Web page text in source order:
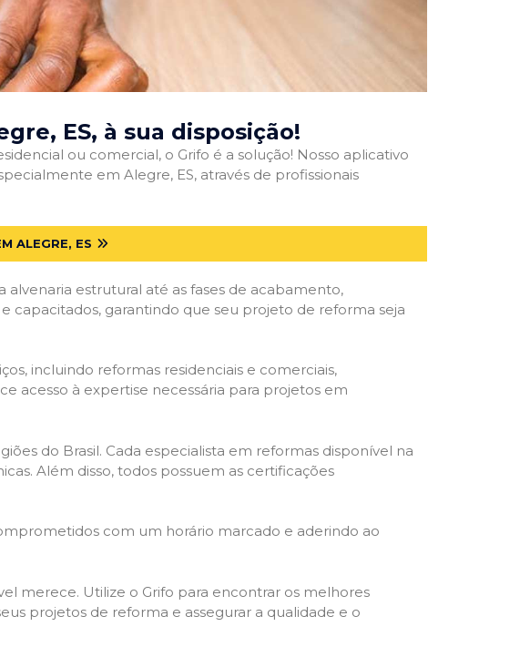
ES, à sua disposição!
ou comercial, o Grifo é a solução! Nosso aplicativo
em Alegre, ES, através de profissionais
ALEGRE, ES
estrutural até as fases de acabamento,
capacitados, garantindo que seu projeto de reforma seja
incluindo reformas residenciais e comerciais,
acesso à expertise necessária para projetos em
do Brasil. Cada especialista em reformas disponível na
Além disso, todos possuem as certificações
com um horário marcado e aderindo ao
merece. Utilize o Grifo para encontrar os melhores
projetos de reforma e assegurar a qualidade e o